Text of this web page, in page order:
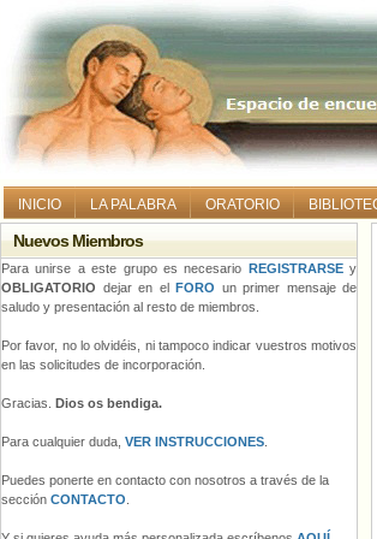
INICIO LA PALABRA ORATORIO
Nuevos Miembros
Para unirse a este grupo es necesario REGISTRARSEy
OBLIGATORIO dejar en el FORO un primer mensaje de
saludo y presentación al resto de miembros.
Por favor, no lo olvidéis, ni tampoco indicar vuestros motivos
en las solicitudes de incorporación.
Gracias. Dios os bendiga.
Para cualquier duda, VER INSTRUCCIONES
Puedes ponerte en contacto con nosotros a través de la
sección CONTACTO